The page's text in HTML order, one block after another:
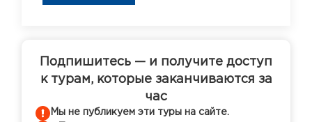
Подпишитесь — и получите доступ
к турам, которые заканчиваются за
час
Мы не публикуем эти туры на сайте.